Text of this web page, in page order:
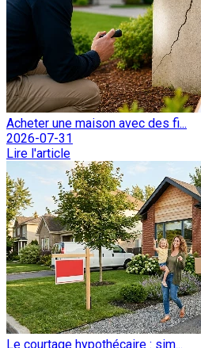
Acheter une maison avec des fi...
2026-07-31
Lire l'article
Le courtage hypothécaire : sim...